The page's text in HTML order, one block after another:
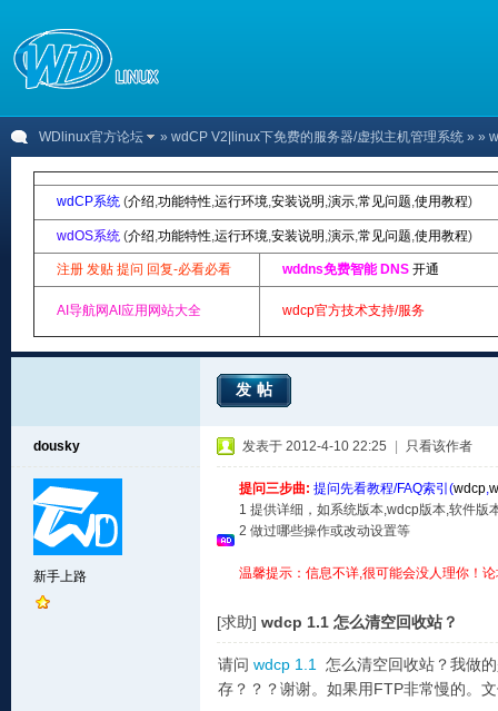
WDlinux官方论坛 » wdCP V2|linux下免费的服务器/虚拟主机管理系统 » »
wdCP系统 (介绍,功能特性,运行环境,安装说明 ,演示,常见问题,使用教程)
wdOS系统 (介绍,功能特性,运行环境,安装说明 ,演示,常见问题,使用教程)
注册 发贴 提问 回复-必看必看 wddns免费智能 DNS 开通
AI导航网AI应用网站大全 wdcp官方技术支持/服务
发帖
dousky
新手上路
发表于 2012-4-10 22:25 只看该作者
提问三步曲: 提问先看教程/FAQ索引(wdcp,
1 提供详细，如系统版本,wdcp版本,软件版
2 做过哪些操作或改动设置等
温馨提示：信息不详,很可能会没人理你！
[求助] wdcp 1.1 怎么清空回收站？
请问 wdcp 1.1
怎么清空回收站？我做
存？？？谢谢。如果用FTP非常慢的。